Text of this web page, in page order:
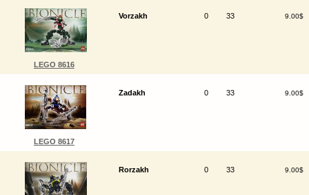
LEGO 8616
Vorzakh 0 33 9.00$
LEGO 8617
Zadakh 0 33 9.00$
Rorzakh 0 33 9.00$